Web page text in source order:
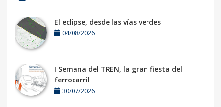
El eclipse, desde las vías verdes
04/08/2026
I Semana del TREN, la gran fiesta del
ferrocarril
30/07/2026